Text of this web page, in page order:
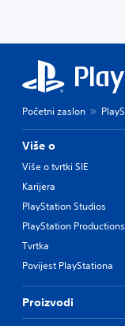
Početni zaslon
Više o
Više o tvrtki SIE
Karijera
PlayStation Studios
PlayStation Productions
Tvrtka
Povijest PlayStationa
Proizvodi